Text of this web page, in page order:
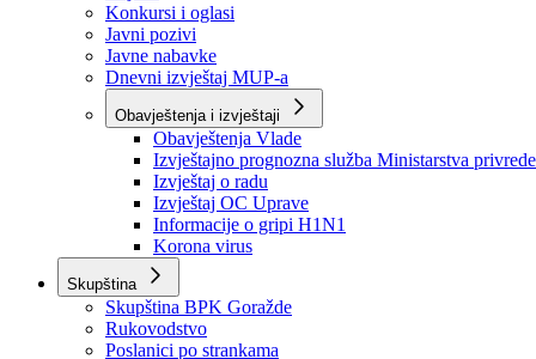
Sve vijesti
Izdvojeno
Najave
Konkursi i oglasi
Javni pozivi
Javne nabavke
Dnevni izvještaj MUP-a
Obavještenja i izvještaji
Obavještenja Vlade
Izvještajno prognozna služba Ministarstva privrede
Izvještaj o radu
Izvještaj OC Uprave
Informacije o gripi H1N1
Korona virus
Skupština